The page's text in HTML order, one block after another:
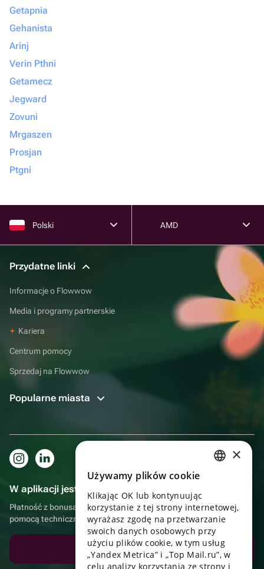
Getapnia
Gehanista
Arinj
Verin Pthni
Getamecz
Jegward
Zovuni
Mrgaszen
Prosjan
Ptgni
Polski AMD
Przydatne linki
Informacje o Flowwow
Media i programy partnerskie
Kariera
Centrum pomocy
Sprzedaj na Flowwow
Popularne miasta
W aplikacji jest to jeszcze wygodniejsze!
Płatność z bonusami, samodzielna dostawa, wygodny czat z
pomocą techniczną
Pobierz aplikację
UKRAINIAN
PORTUGUESE
SPANISH
×
Używamy plików cookie
Klikając OK lub kontynuując
korzystanie z tej strony internetowej,
wyrażasz zgodę na przetwarzanie
swoich danych osobowych przy
użyciu plików cookie, w tym usług
„Yandex Metrica” i „Top Mail.ru”, w
celu analizy korzystania ze strony i